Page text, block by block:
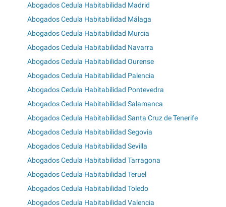
Abogados Cedula Habitabilidad Madrid
Abogados Cedula Habitabilidad Málaga
Abogados Cedula Habitabilidad Murcia
Abogados Cedula Habitabilidad Navarra
Abogados Cedula Habitabilidad Ourense
Abogados Cedula Habitabilidad Palencia
Abogados Cedula Habitabilidad Pontevedra
Abogados Cedula Habitabilidad Salamanca
Abogados Cedula Habitabilidad Santa Cruz de Tenerife
Abogados Cedula Habitabilidad Segovia
Abogados Cedula Habitabilidad Sevilla
Abogados Cedula Habitabilidad Tarragona
Abogados Cedula Habitabilidad Teruel
Abogados Cedula Habitabilidad Toledo
Abogados Cedula Habitabilidad Valencia